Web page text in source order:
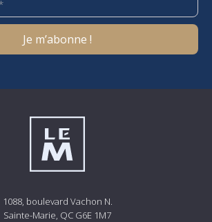
1088, boulevard Vachon N.
Sainte-Marie, QC G6E 1M7